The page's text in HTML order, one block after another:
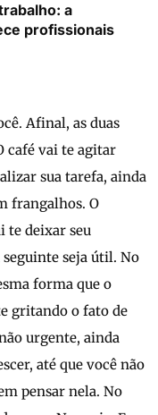
a
profissionais
Afinal, as duas
café vai te agitar
sua tarefa, ainda
frangalhos. O
te deixar seu
seja útil. No
forma que o
gritando o fato de
urgente, ainda
até que você não
pensar nela. No